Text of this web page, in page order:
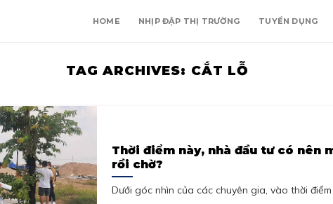
HOME NHỊP ĐẬP THỊ TRƯỜNG TUYỂN DỤNG
TAG ARCHIVES: CẮT LỖ
Thời điểm này, nhà đầu tư có nên
rồi chờ?
Dưới góc nhìn của các chuyên gia, vào thời